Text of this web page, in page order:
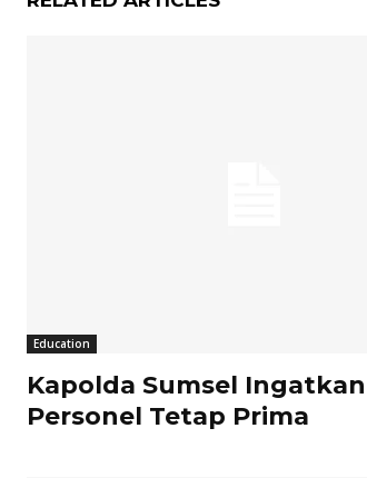
Education
Kapolda Sumsel Ingatkan
Personel Tetap Prima